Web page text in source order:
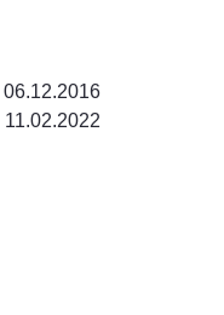
06.12.2016
11.02.2022